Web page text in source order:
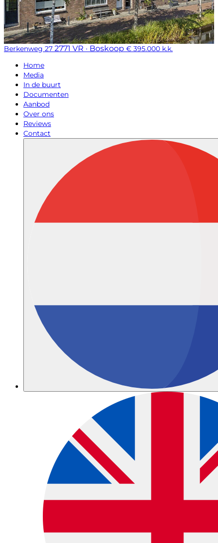
Berkenweg 27 2771 VR · Boskoop € 395.000 k.k.
Home
Media
In de buurt
Documenten
Aanbod
Over ons
Reviews
Contact